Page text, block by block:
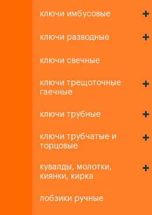
ключи имбусовые
ключи разводные
ключи свечные
ключи трещоточные
гаечные
ключи трубные
ключи трубчатые и
торцовые
кувалды, молотки,
киянки, кирка
лобзики ручные